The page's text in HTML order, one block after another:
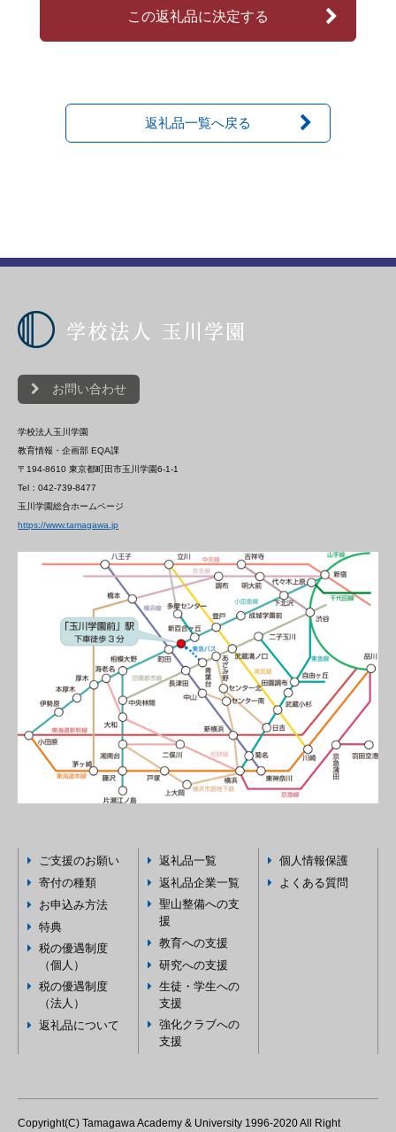
この返礼品に決定する
返礼品一覧へ戻る
お問い合わせ
学校法人玉川学園
教育情報・企画部 EQA課
〒194-8610 東京都町田市玉川学園6-1-1
Tel：042-739-8477
玉川学園総合ホームページ
https://www.tamagawa.jp
ご支援のお願い
寄付の種類
お申込み方法
特典
税の優遇制度
（個人）
税の優遇制度
（法人）
返礼品について
返礼品一覧
返礼品企業一覧
聖山整備への支
援
教育への支援
研究への支援
生徒・学生への
支援
強化クラブへの
支援
個人情報保護
よくある質問
Copyright(C) Tamagawa Academy & University 1996-2020 All Right